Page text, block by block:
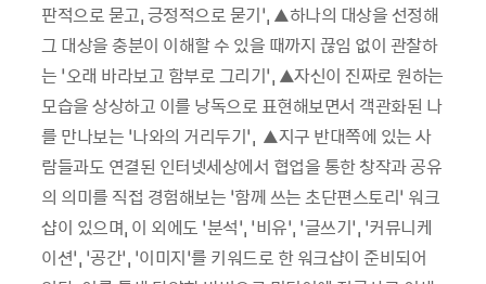
판적으로 묻고, 긍정적으로 묻기’, ▲하나의 대상을 선정해
그 대상을 충분이 이해할 수 있을 때까지 끊임 없이 관찰하
는 ‘오래 바라보고 함부로 그리기’, ▲자신이 진짜로 원하는
모습을 상상하고 이를 낭독으로 표현해보면서 객관화된 나
를 만나보는 ’나와의 거리두기’, ▲지구 반대쪽에 있는 사
람들과도 연결된 인터넷세상에서 협업을 통한 창작과 공유
의 의미를 직접 경험해보는 ‘함께 쓰는 초단편스토리’ 워크
샵이 있으며, 이 외에도 ‘분석’, ‘비유’, ‘글쓰기’, ‘커뮤니케
이션’, ‘공간’, ‘이미지’를 키워드로 한 워크샵이 준비되어